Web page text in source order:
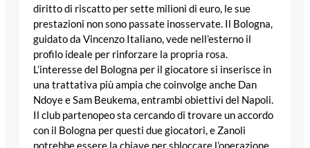
diritto di riscatto per sette milioni di euro, le sue
prestazioni non sono passate inosservate. Il Bologna,
guidato da Vincenzo Italiano, vede nell’esterno il
profilo ideale per rinforzare la propria rosa.
L’interesse del Bologna per il giocatore si inserisce in
una trattativa più ampia che coinvolge anche Dan
Ndoye e Sam Beukema, entrambi obiettivi del Napoli.
Il club partenopeo sta cercando di trovare un accordo
con il Bologna per questi due giocatori, e Zanoli
potrebbe essere la chiave per sbloccare l’operazione.